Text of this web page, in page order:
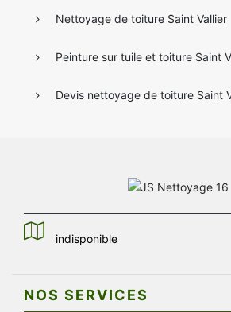
Nettoyage de toiture Saint Vallier
Peinture sur tuile et toiture Saint
Devis nettoyage de toiture Saint
indisponible
NOS SERVICES